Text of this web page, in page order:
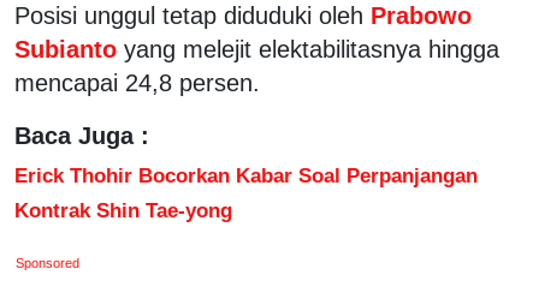
Posisi unggul tetap diduduki oleh Prabowo
Subianto yang melejit elektabilitasnya hingga
mencapai 24,8 persen.
Baca Juga :
Erick Thohir Bocorkan Kabar Soal Perpanjangan
Kontrak Shin Tae-yong
Sponsored